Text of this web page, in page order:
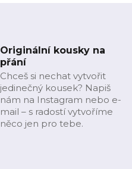
Originální kousky na
přání
Chceš si nechat vytvořit
jedinečný kousek? Napiš
nám na Instagram nebo e-
mail – s radostí vytvoříme
něco jen pro tebe.